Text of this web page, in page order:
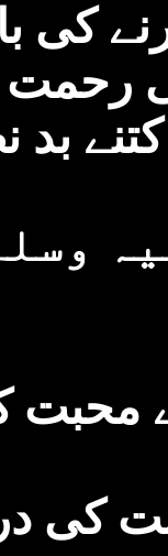
کی
رحمت
کی